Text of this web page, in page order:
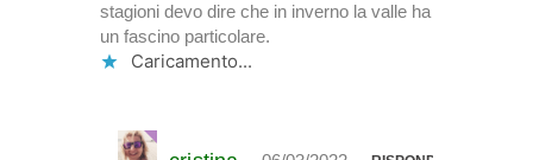
stagioni devo dire che in inverno la valle ha
un fascino particolare.
Caricamento...